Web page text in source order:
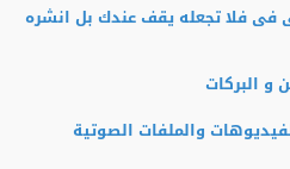
فلا تجعله يقف عندك بل انشره
و البركات
والملفات الصوتية